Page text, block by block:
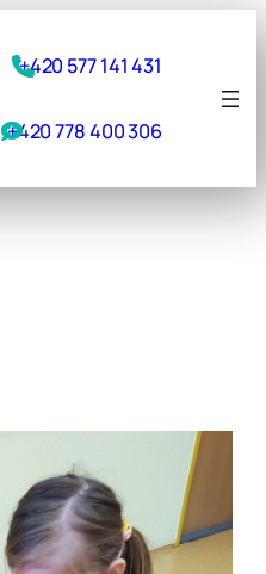
+420 577 141 431
+420 778 400 306